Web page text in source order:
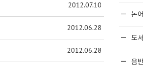
2012.07.10
2012.06.28
2012.06.28
논
도
음